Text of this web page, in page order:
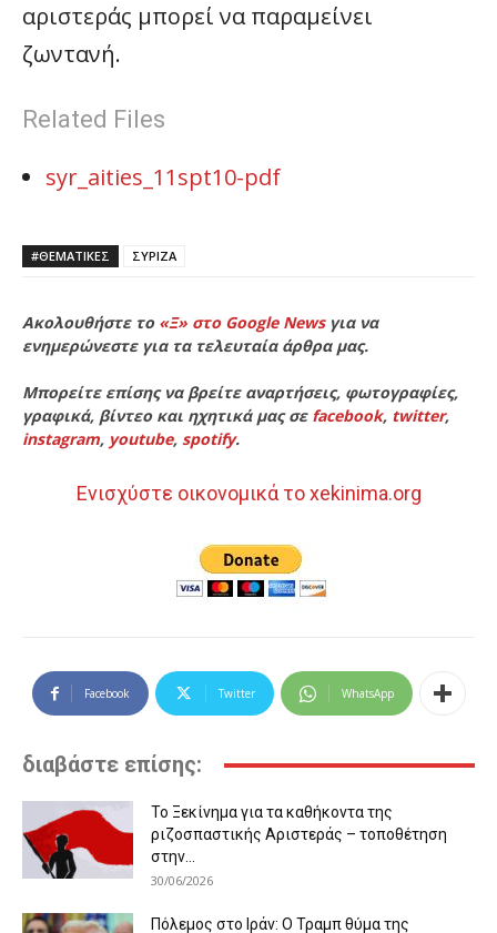
αριστεράς μπορεί να παραμείνει
ζωντανή.
Related Files
syr_aities_11spt10-pdf
#ΘΕΜΑΤΙΚΈΣ ΣΥΡΙΖΑ
Ακολουθήστε το «Ξ» στο Google Newsγια να
ενημερώνεστε για τα τελευταία άρθρα μας.
Μπορείτε επίσης να βρείτε αναρτήσεις, φωτογραφίες,
γραφικά, βίντεο και ηχητικά μας σε facebook, twitter,
instagram, youtube, spotify.
Ενισχύστε οικονομικά το xekinima.org
Facebook Twitter WhatsApp
διαβάστε επίσης:
Το Ξεκίνημα για τα καθήκοντα της
ριζοσπαστικής Αριστεράς – τοποθέτηση
στην...
30/06/2026
Πόλεμος στο Ιράν: Ο Τραμπ θύμα της